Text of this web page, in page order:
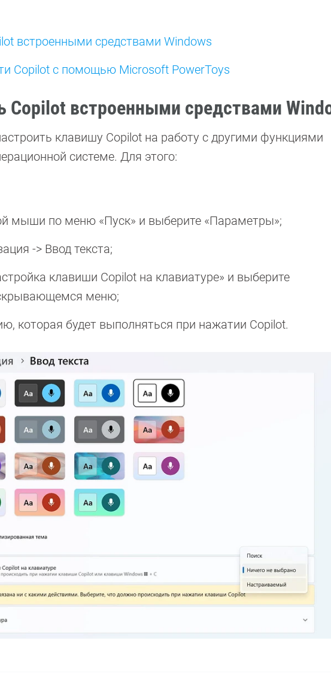
встроенными средствами Windows
Copilot с помощью Microsoft PowerToys
Copilot встроенными средствами
клавишу Copilot на работу с другими функциями
системе. Для этого:
мыши по меню «Пуск» и выберите «Параметры»;
-> Ввод текста;
клавиши Copilot на клавиатуре» и выберите
меню;
которая будет выполняться при нажатии Copilot.